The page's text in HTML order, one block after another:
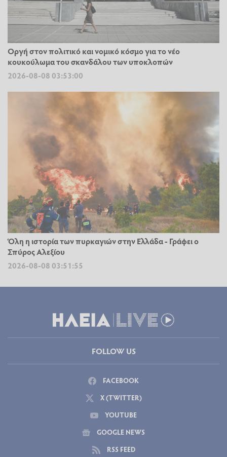
Οργή στον πολιτικό και νομικό κόσμο για το νέο
κουκούλωμα του σκανδάλου των υποκλοπών
2026-08-08 03:53:00
Όλη η ιστορία των πυρκαγιών στην Ελλάδα - Γράφει ο
Σπύρος Αλεξίου
2026-08-08 03:51:55
FOLLOW US
FACEBOOK
X (TWITTER)
YOUTUBE
GOOGLE NEWS
RSS FEED